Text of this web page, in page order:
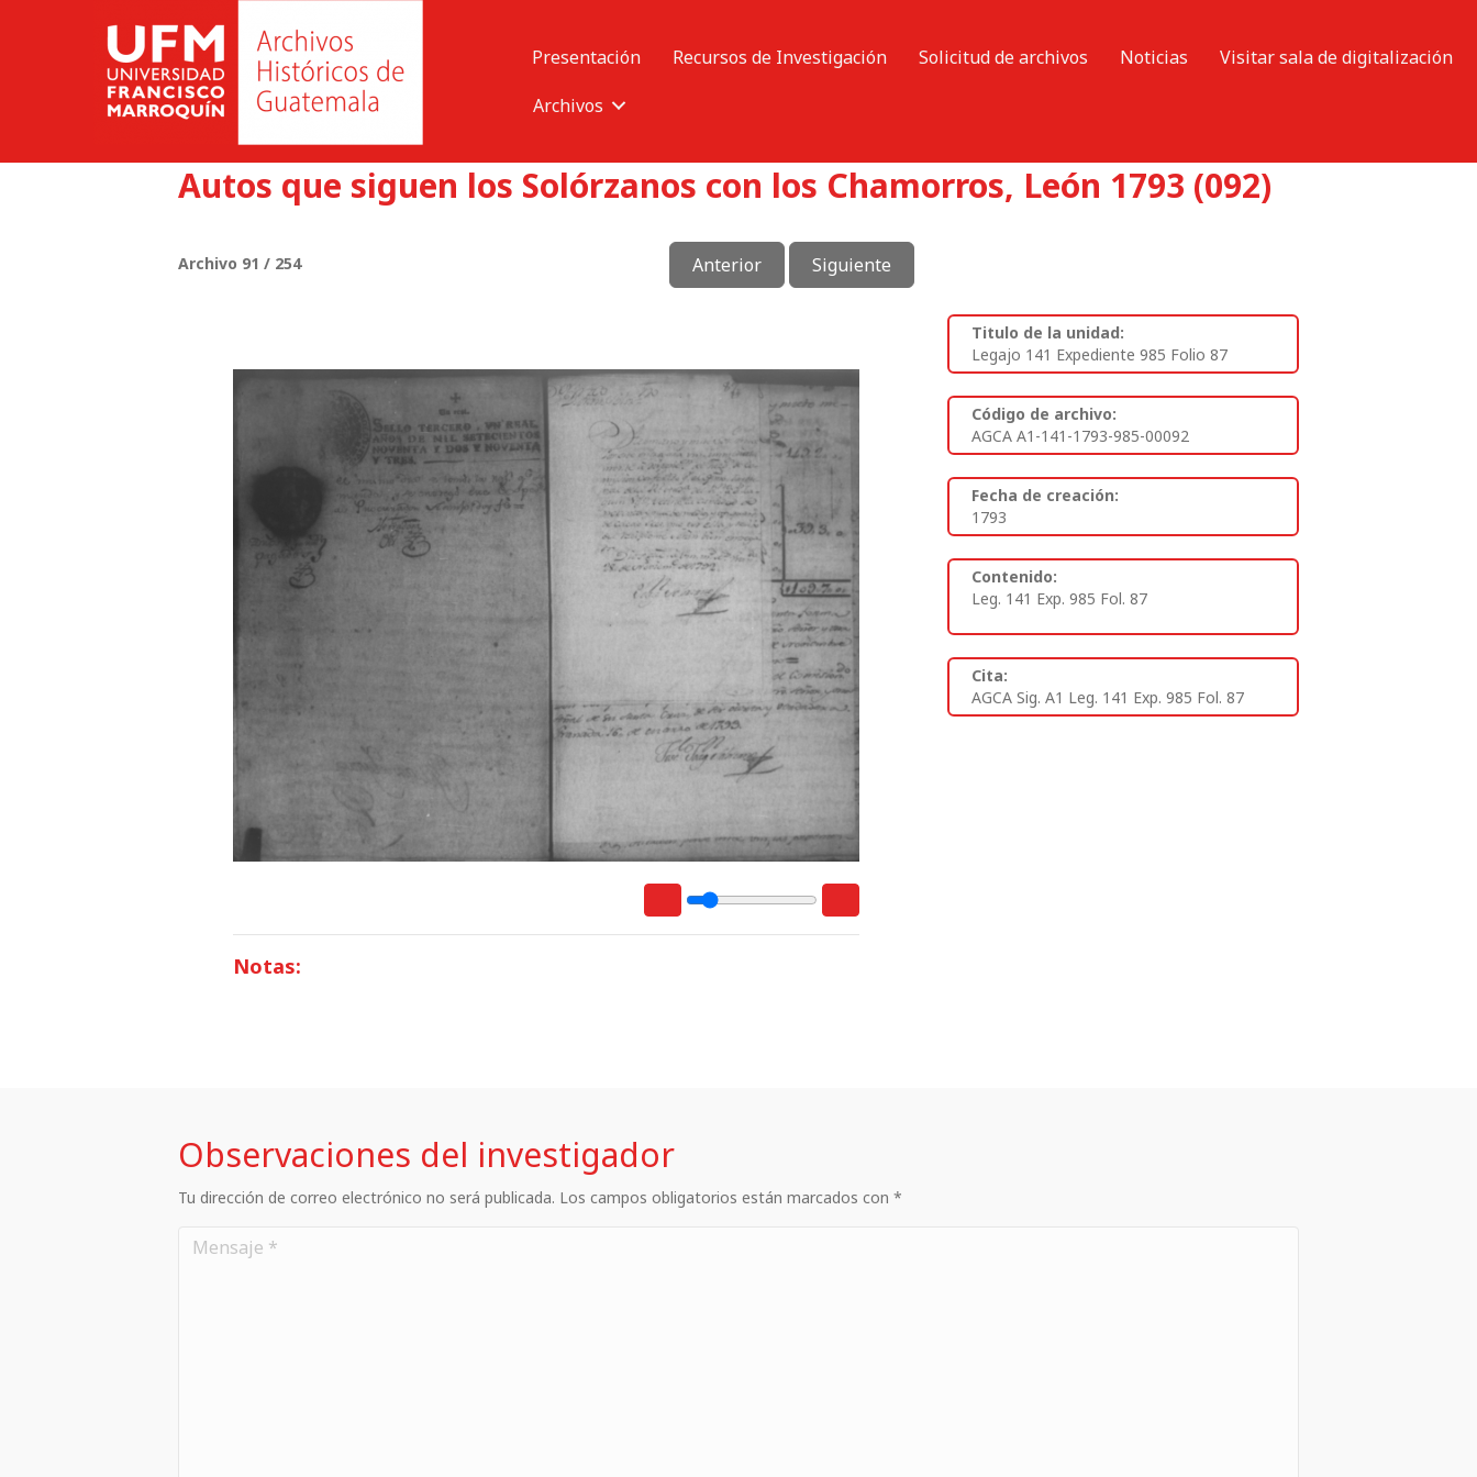
Presentación Recursos de Investigación Solicitud de archivos Noticias
Visitar sala de digitalización
Archivos
Autos que siguen los Solórzanos con los Chamorros, León 1793 (092)
Archivo 91 / 254 Anterior Siguiente
Notas:
Titulo de la unidad:
Legajo 141 Expediente 985 Folio 87
Código de archivo:
AGCA A1-141-1793-985-00092
Fecha de creación:
1793
Contenido:
Leg. 141 Exp. 985 Fol. 87
Cita:
AGCA Sig. A1 Leg. 141 Exp. 985 Fol. 87
Observaciones del investigador
Tu dirección de correo electrónico no será publicada. Los campos obligatorios están marcados con *